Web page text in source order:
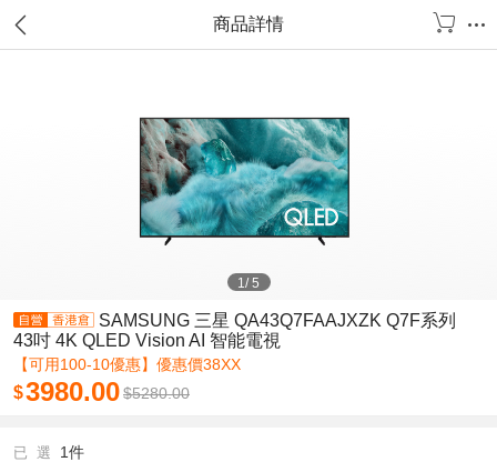
商品詳情
1/5
SAMSUNG 三星 QA43Q7FAAJXZK Q7F系列
43吋 4K QLED Vision AI 智能電視
【可用100-10優惠】優惠價38XX
$3980.00$5280.00
已 選 1件